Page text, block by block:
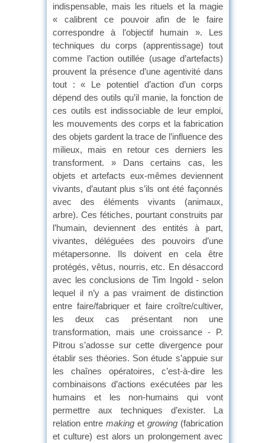
indispensable, mais les rituels et la magie
« calibrent ce pouvoir afin de le faire
correspondre à l’objectif humain ». Les
techniques du corps (apprentissage) tout
comme l’action outillée (usage d’artefacts)
prouvent la présence d’une agentivité dans
tout : « Le potentiel d’action d’un corps
dépend des outils qu’il manie, la fonction de
ces outils est indissociable de leur emploi,
les mouvements des corps et la fabrication
des objets gardent la trace de l’influence des
milieux, mais en retour ces derniers les
transforment. » Dans certains cas, les
objets et artefacts eux-mêmes deviennent
vivants, d’autant plus s’ils ont été façonnés
avec des éléments vivants (animaux,
arbre). Ces fétiches, pourtant construits par
l’humain, deviennent des entités à part,
vivantes, déléguées des pouvoirs d’une
métapersonne. Ils doivent en cela être
protégés, vêtus, nourris, etc. En désaccord
avec les conclusions de Tim Ingold - selon
lequel il n’y a pas vraiment de distinction
entre faire/fabriquer et faire croître/cultiver,
les deux cas présentant non une
transformation, mais une croissance - P.
Pitrou s’adosse sur cette divergence pour
établir ses théories. Son étude s’appuie sur
les chaînes opératoires, c’est-à-dire les
combinaisons d’actions exécutées par les
humains et les non-humains qui vont
permettre aux techniques d’exister. La
relation entre making et growing (fabrication
et culture) est alors un prolongement avec